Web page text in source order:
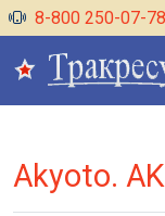
8-800 250-07-78
Akyoto.